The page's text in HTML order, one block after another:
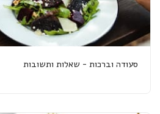
סעודה וברכות - שאלות ותשובות